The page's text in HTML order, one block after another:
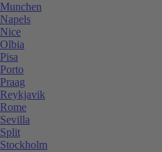
Munchen
Napels
Nice
Olbia
Pisa
Porto
Praag
Reykjavik
Rome
Sevilla
Split
Stockholm